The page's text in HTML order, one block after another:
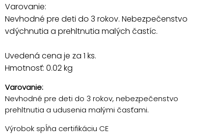
Varovanie:
Nevhodné pre deti do 3 rokov. Nebezpečenstvo
vdýchnutia a prehltnutia malých častíc.
Uvedená cena je za 1 ks.
Hmotnosť: 0.02 kg
Varovanie:
Nevhodné pre deti do 3 rokov, nebezpečenstvo
prehltnutia a udusenia malými časťami.
Výrobok spĺňa certifikáciu CE